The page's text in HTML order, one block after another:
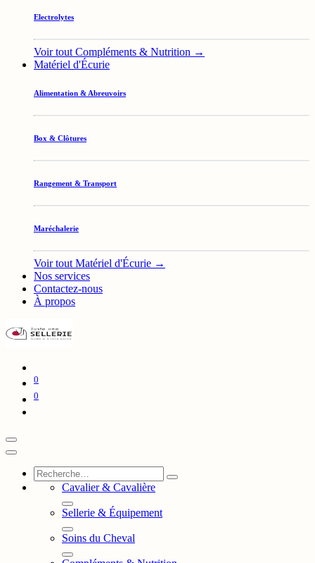
Electrolytes
Voir tout Compléments & Nutrition →
Matériel d'Écurie
Alimentation & Abreuvoirs
Box & Clôtures
Rangement & Transport
Maréchalerie
Voir tout Matériel d'Écurie →
Nos services
Contactez-nous
À propos
0
0
Cavalier & Cavalière
Sellerie & Équipement
Soins du Cheval